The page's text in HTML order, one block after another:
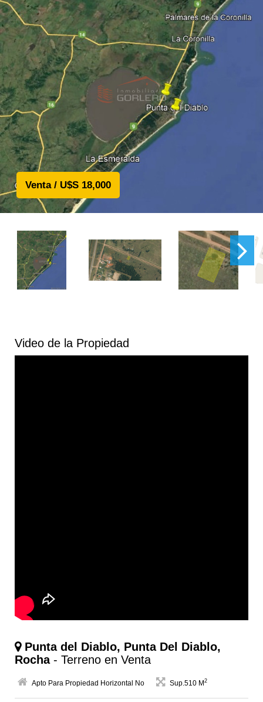
Venta / U$S 18,000
Video de la Propiedad
Punta del Diablo, Punta Del Diablo,
Rocha - Terreno en Venta
Apto Para Propiedad Horizontal No Sup.510 M 2